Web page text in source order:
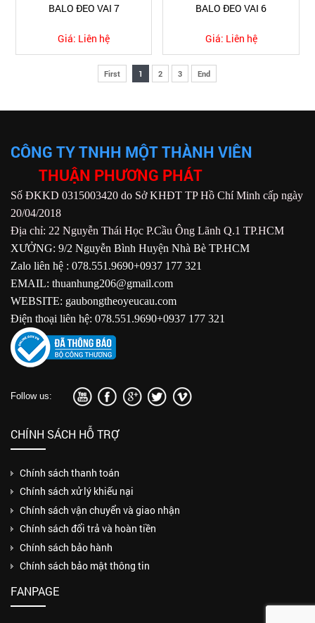
BALO ĐEO VAI 7
Giá: Liên hệ
BALO ĐEO VAI 6
Giá: Liên hệ
First 1 2 3 End
CÔNG TY TNHH MỘT THÀNH VIÊN
THUẬN PHƯƠNG PHÁT
Số ĐKKD 0315003420 do Sở KHĐT TP Hồ Chí Minh cấp ngày
20/04/2018
Địa chỉ: 22 Nguyễn Thái Học P.Cầu Ông Lãnh Q.1 TP.HCM
XƯỞNG: 9/2 Nguyễn Bình Huyện Nhà Bè TP.HCM
Zalo liên hệ : 078.551.9690+0937 177 321
EMAIL: thuanhung206@gmail.com
WEBSITE: gaubongtheoyeucau.com
Điện thoại liên hệ: 078.551.9690+0937 177 321
Follow us:
CHÍNH SÁCH HỖ TRỢ
Chính sách thanh toán
Chính sách xử lý khiếu nại
Chính sách vận chuyển và giao nhận
Chính sách đổi trả và hoàn tiền
Chính sách bảo hành
Chính sách bảo mật thông tin
FANPAGE